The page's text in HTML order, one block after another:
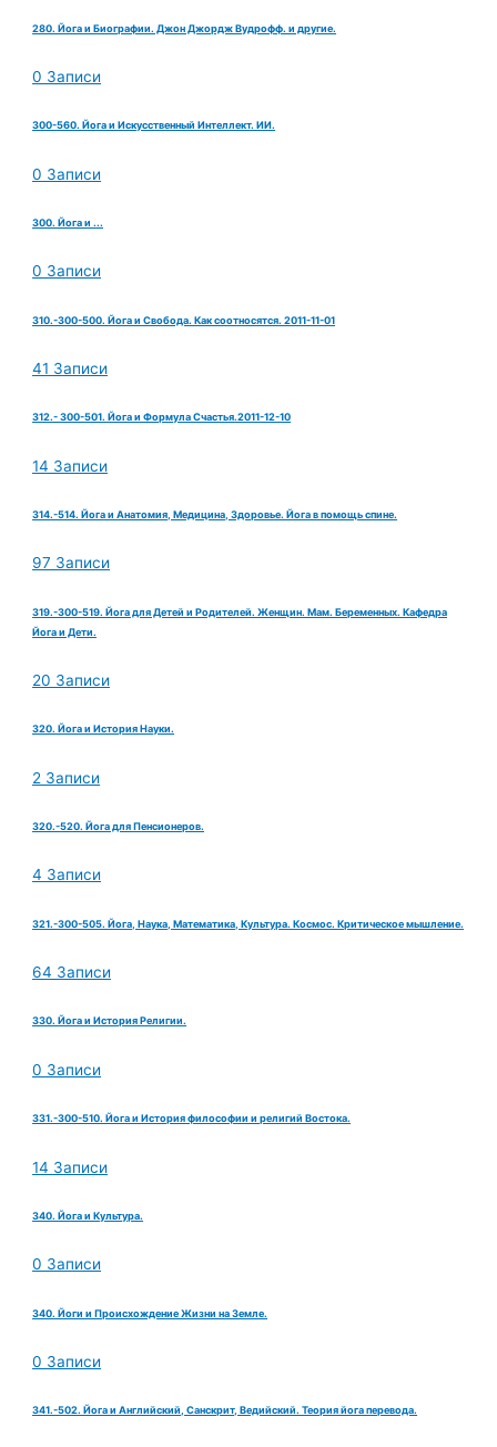
280. Йога и Биографии. Джон Джордж Вудрофф. и другие.
0 Записи
300-560. Йога и Искусственный Интеллект. ИИ.
0 Записи
300. Йога и ...
0 Записи
310.-300-500. Йога и Свобода. Как соотносятся. 2011-11-01
41 Записи
312.- 300-501. Йога и Формула Счастья.2011-12-10
14 Записи
314.-514. Йога и Анатомия, Медицина, Здоровье. Йога в помощь спине.
97 Записи
319.-300-519. Йога для Детей и Родителей. Женщин. Мам. Беременных. Кафедра
Йога и Дети.
20 Записи
320. Йога и История Науки.
2 Записи
320.-520. Йога для Пенсионеров.
4 Записи
321.-300-505. Йога, Наука, Математика, Культура. Космос. Критическое мышление.
64 Записи
330. Йога и История Религии.
0 Записи
331.-300-510. Йога и История философии и религий Востока.
14 Записи
340. Йога и Культура.
0 Записи
340. Йоги и Происхождение Жизни на Земле.
0 Записи
341.-502. Йога и Английский, Санскрит, Ведийский. Теория йога перевода.